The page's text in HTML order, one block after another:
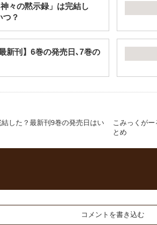
々の黙示録」は完結し
つ？
新刊】6巻の発売日､7巻の
した？最新刊9巻の発売日はい
こみっくが
とめ
コメントを書き込む